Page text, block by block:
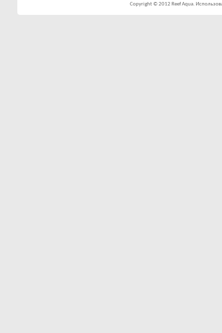
Copyright © 2012 Reef Aqua.